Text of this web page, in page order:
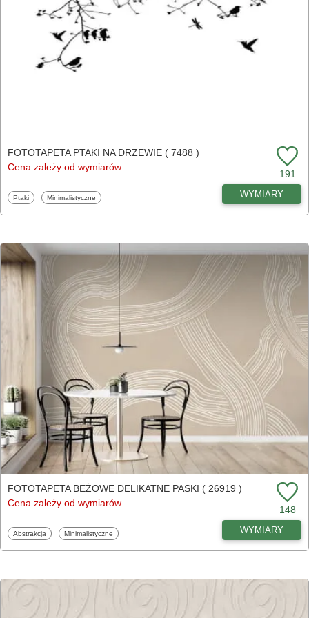
FOTOTAPETA PTAKI NA DRZEWIE ( 7488 )
Cena zależy od wymiarów
191
Fototapety
Ptaki Fototapety
Minimalistyczne WYMIARY
FOTOTAPETA BEŻOWE DELIKATNE PASKI ( 26919 )
Cena zależy od wymiarów
148
Fototapety
Abstrakcja Fototapety
Minimalistyczne WYMIARY